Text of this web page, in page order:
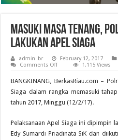
Masuki Masa Tenang,
Lakukan Apel Siaga
admin_br February 12, 2017
Comments Offon
Masa
Tenang,
Polres
Kampar
Lakukan
1,115 Views
BANGKINANG, BerkasRiau.com –
Siaga dalam rangka memasuki
tahun 2017, Minggu (12/2/17).
Pelaksanaan Apel Siaga ini dipimpin
Edy Sumardi Priadinata SiK dan